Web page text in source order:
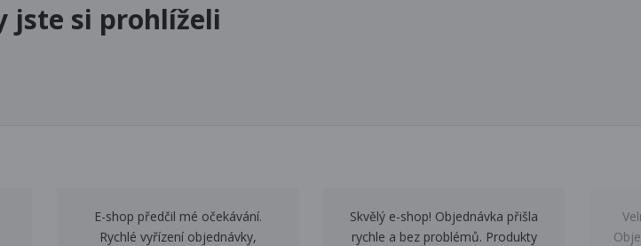
jste si prohlíželi
E-shop předčil mé očekávání.
Rychlé vyřízení objednávky,
Skvělý e-shop! Objednávka přišla
rychle a bez problémů. Produkty